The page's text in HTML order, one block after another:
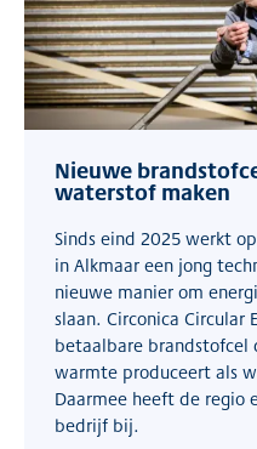
Nieuwe
waterstof maken
Sinds eind 2025 werkt
in Alkmaar een jong
nieuwe manier om
slaan. Circonica Circular
betaalbare
warmte produceert als
Daarmee heeft de regio
bedrijf bij.